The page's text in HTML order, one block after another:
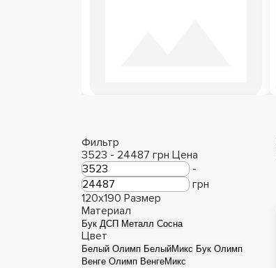
Фильтр
3523 - 24487 грн Цена
-
грн
120x190 Размер
Материал
Бук ДСП Металл Сосна
Цвет
Белый Олимп БелыйМикс Бук Олимп
Венге Олимп ВенгеМикс